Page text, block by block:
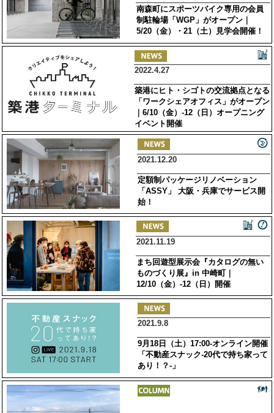
南森町にスポーツバイク専用の会員
制駐輪場「WGP」がオープン｜
5/20（金）・21（土）見学会開催！
2022.4.27
築港にヒト・シゴトの交流拠点となる
「ワークシェアオフィス」がオープン
｜6/10（金）-12（日）オープニング
イベント開催
2021.12.20
定額制パッケージリノベーション
「ASSY」 大阪・兵庫でサービス開
始！
2021.11.19
まち回遊型展示会『カタログの無い
ものづくり展』in 中崎町｜
12/10（金）-12（日）開催
2021.9.8
9月18日（土）17:00-オンライン開催
「不動産スナック-20代で持ち家って
あり！？-」